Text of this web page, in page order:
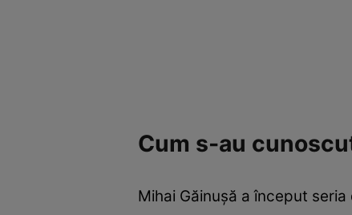
Cum s-au
Mihai Găinușă a început